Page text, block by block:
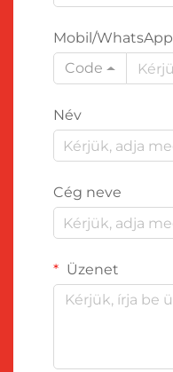
Mobil/WhatsApp
Code
Név
Cég neve
Üzenet